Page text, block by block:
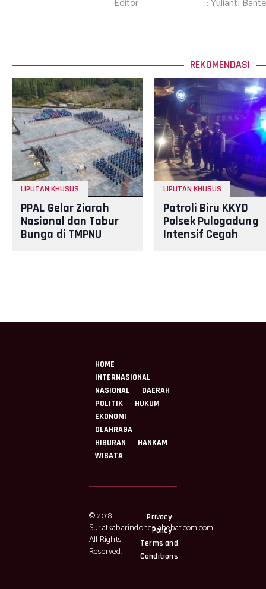
Editor : Yulianti
REKOMENDASI
LIPUTAN KHUSUS
PPAL Gelar Ziarah
Nasional dan Tabur
Bunga di TMPNU
LIPUTAN KHUSUS
Patroli Biru KKYD
Polsek Pulogadung
Intensif Cegah
HOME
INTERNASIONAL
NASIONAL
DAERAH
POLITIK
HUKUM
EKONOMI
OLAHRAGA
HIBURAN
HANKAM
WISATA
© 2018
Suratkabarindonesiahebat.com.com,
All Rights
Reserved.
Privacy
Policy
Terms and
Conditions